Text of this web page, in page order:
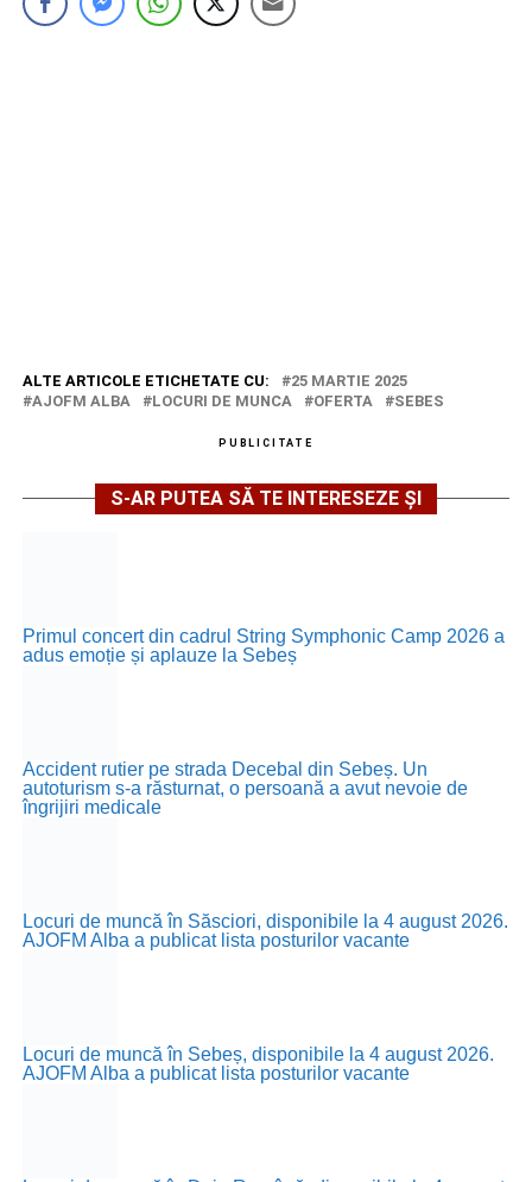
ALTE ARTICOLE ETICHETATE CU:
25 MARTIE 2025
AJOFM ALBA
LOCURI DE MUNCA OFERTA SEBES
PUBLICITATE
S-AR PUTEA SĂ TE INTERESEZE ȘI
Primul concert din cadrul String Symphonic Camp 2026 a
adus emoție și aplauze la Sebeș
Accident rutier pe strada Decebal din Sebeș. Un
autoturism s-a răsturnat, o persoană a avut nevoie de
îngrijiri medicale
Locuri de muncă în Săsciori, disponibile la 4 august 2026.
AJOFM Alba a publicat lista posturilor vacante
Locuri de muncă în Sebeș, disponibile la 4 august 2026.
AJOFM Alba a publicat lista posturilor vacante